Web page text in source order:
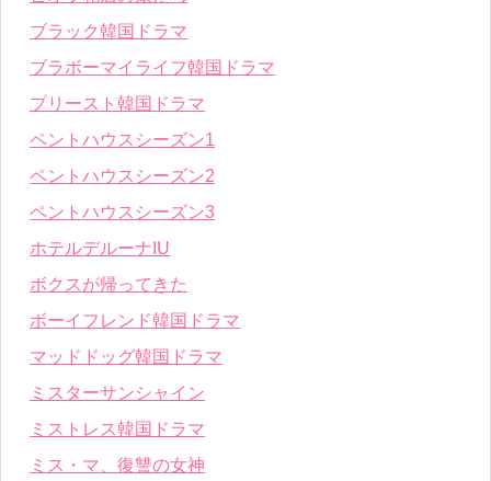
ブラック韓国ドラマ
ブラボーマイライフ韓国ドラマ
プリースト韓国ドラマ
ペントハウスシーズン1
ペントハウスシーズン2
ペントハウスシーズン3
ホテルデルーナIU
ボクスが帰ってきた
ボーイフレンド韓国ドラマ
マッドドッグ韓国ドラマ
ミスターサンシャイン
ミストレス韓国ドラマ
ミス・マ、復讐の女神